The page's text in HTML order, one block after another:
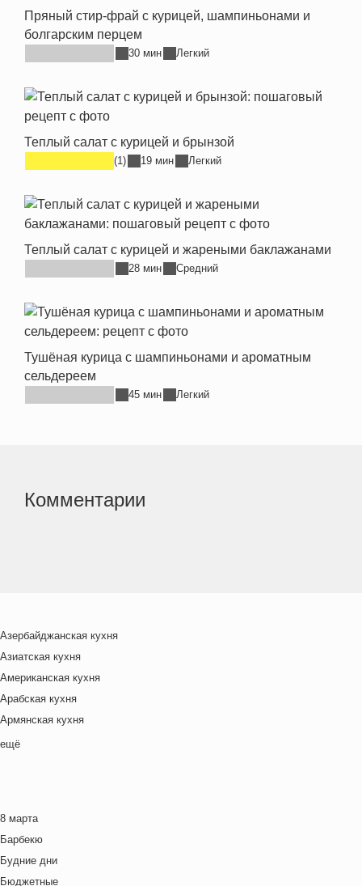
Пряный стир-фрай с курицей, шампиньонами и
болгарским перцем
30 мин Легкий
Теплый салат с курицей и брынзой
(1) 19 мин Легкий
Теплый салат с курицей и жареными баклажанами
28 мин Средний
Тушёная курица с шампиньонами и ароматным
сельдереем
45 мин Легкий
Комментарии
Азербайджанская кухня
Азиатская кухня
Американская кухня
Арабская кухня
Армянская кухня
Белорусская
Венгерская кухня
Греческая кухня
Грузинская кухня
ещё
8 марта
Барбекю
Будние дни
Бюджетные